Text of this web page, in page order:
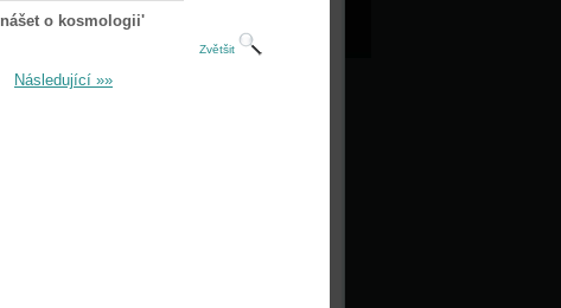
o kosmologii'
Zvětšit
Následující »»